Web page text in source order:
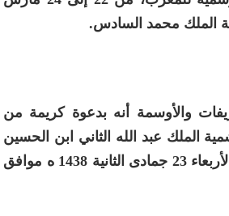
الملك محمد السادس.
والأوسمة أنه بدعوة كريمة من
الملك عبد الله الثاني ابن الحسين
المعظم، ملك المملكة الأردنية الهاشمية، بزيارة رسمية للمملكة المغربية، من يوم الأربعاء 23 جمادى الثانية 1438 ه موافق